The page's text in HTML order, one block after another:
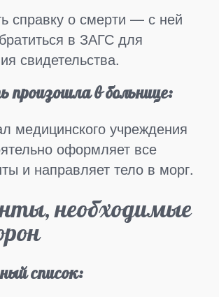
справку о смерти — с ней
в ЗАГС для
свидетельства.
произошла в больнице:
медицинского учреждения
оформляет все
и направляет тело в морг.
необходимые
список: